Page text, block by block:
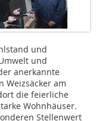
und
und
anerkannte
Weizsäcker am
die feierliche
Wohnhäuser.
Stellenwert